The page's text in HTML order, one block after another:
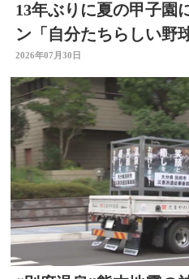
13年ぶりに夏の甲子
ン「自分たちらしい野
う
2026年07月30日